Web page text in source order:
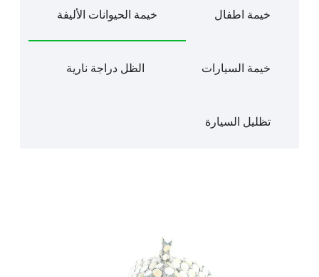
خيمة اطفال خيمة الحيوانات الأليفة
خيمة السيارات الظل دراجة نارية
تظليل السيارة